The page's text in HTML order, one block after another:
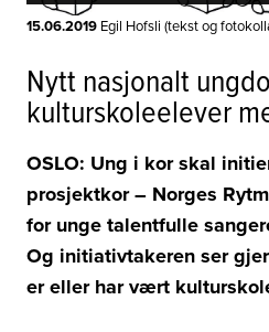
15.06.2019 Egil Hofsli (tekst og
Nytt nasjonalt
kulturskoleelever
OSLO: Ung i kor skal
prosjektkor – Norges
for unge talentfulle
Og initiativtakeren ser
er eller har vært